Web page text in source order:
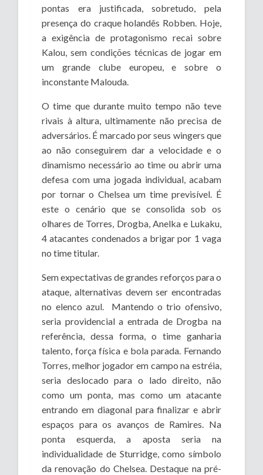
pontas era justificada, sobretudo, pela
presença do craque holandês Robben. Hoje,
a exigência de protagonismo recai sobre
Kalou, sem condições técnicas de jogar em
um grande clube europeu, e sobre o
inconstante Malouda.
O time que durante muito tempo não teve
rivais à altura, ultimamente não precisa de
adversários. É marcado por seus wingers que
ao não conseguirem dar a velocidade e o
dinamismo necessário ao time ou abrir uma
defesa com uma jogada individual, acabam
por tornar o Chelsea um time previsível. É
este o cenário que se consolida sob os
olhares de Torres, Drogba, Anelka e Lukaku,
4 atacantes condenados a brigar por 1 vaga
no time titular.
Sem expectativas de grandes reforços para o
ataque, alternativas devem ser encontradas
no elenco azul. Mantendo o trio ofensivo,
seria providencial a entrada de Drogba na
referência, dessa forma, o time ganharia
talento, força física e bola parada. Fernando
Torres, melhor jogador em campo na estréia,
seria deslocado para o lado direito, não
como um ponta, mas como um atacante
entrando em diagonal para finalizar e abrir
espaços para os avanços de Ramires. Na
ponta esquerda, a aposta seria na
individualidade de Sturridge, como símbolo
da renovação do Chelsea. Destaque na pré-